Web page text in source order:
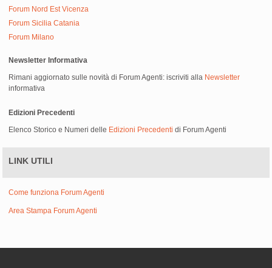
Forum Nord Est Vicenza
Forum Sicilia Catania
Forum Milano
Newsletter Informativa
Rimani aggiornato sulle novità di Forum Agenti: iscriviti alla Newsletter
informativa
Edizioni Precedenti
Elenco Storico e Numeri delle Edizioni Precedenti di Forum Agenti
LINK UTILI
Come funziona Forum Agenti
Area Stampa Forum Agenti